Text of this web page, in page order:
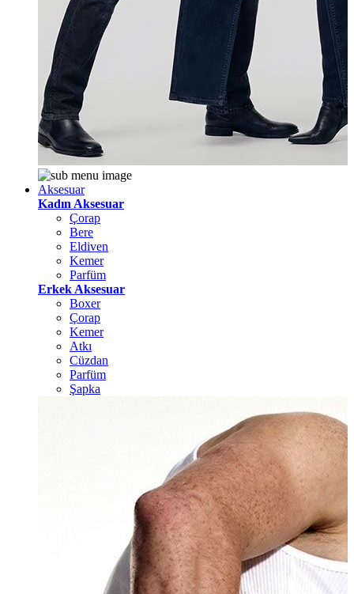
Aksesuar
Kadın Aksesuar
Çorap
Bere
Eldiven
Kemer
Parfüm
Erkek Aksesuar
Boxer
Çorap
Kemer
Atkı
Cüzdan
Parfüm
Şapka